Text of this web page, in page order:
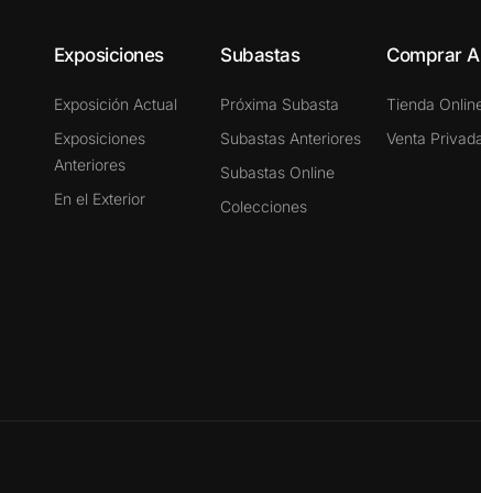
Exposiciones
Exposición Actual
Exposiciones
Anteriores
En el Exterior
Subastas
Próxima Subasta
Subastas Anteriores
Subastas Online
Colecciones
Comprar
Tienda
Venta